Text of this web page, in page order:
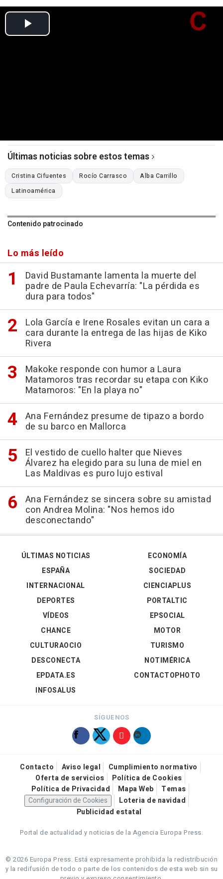
Últimas noticias sobre estos temas
Cristina Cifuentes Rocío Carrasco
Alba Carrillo
Latinoamérica
Contenido patrocinado
Lo más leído
David Bustamante lamenta la muerte del
padre de Paula Echevarría: "La pérdida es
dura para todos"
Lola García e Irene Rosales evitan un cara a
cara durante la entrega de las hijas de Kiko
Rivera
Makoke responde con humor a Laura
Matamoros tras recordar su etapa con Kiko
Matamoros: "En la playa no"
Ana Fernández presume de tipazo a bordo
de su barco en Mallorca
El vestido de cuello halter que Nieves
Álvarez ha elegido para su luna de miel en
Las Maldivas es puro lujo estival
Ana Fernández se sincera sobre su amistad
con Andrea Molina: "Nos hemos ido
desconectando"
ÚLTIMAS NOTICIAS
ESPAÑA
INTERNACIONAL
DEPORTES
VÍDEOS
ECONOMÍA
SOCIEDAD
CIENCIAPLUS
PORTALTIC
EPSOCIAL
CHANCE
CULTURAOCIO
DESCONECTA
EPDATA.ES
INFOSALUS
MOTOR
TURISMO
NOTIMÉRICA
CONTACTOPHOTO
SÍGUENOS
Contacto Aviso legal
Cumplimiento normativo
Oferta de servicios
Política de Cookies
Política de Privacidad
Mapa Web
Temas
Configuración de Cookies
Loteria de navidad
Publicidad estatal
Portal de actualidad y noticias de la Agencia Europa Press.
© 2026 Europa Press. Está expresamente prohibida la redistribución
y la redifusión de todo o parte de los contenidos de esta web sin su